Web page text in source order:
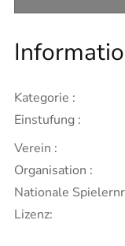
Kategorie :
Einstufung :
Verein :
Organisation :
Nationale
Lizenz: